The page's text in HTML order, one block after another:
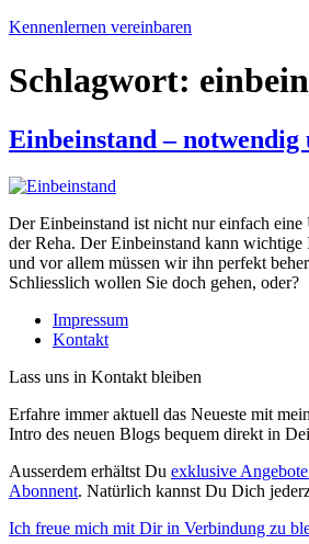
Kennenlernen vereinbaren
Schlagwort:
Einbeinstand – notwendig
Der Einbeinstand ist nicht nur einfach
der Reha. Der Einbeinstand kann
und vor allem müssen wir ihn perfekt
Schliesslich wollen Sie doch gehen, oder?
Impressum
Kontakt
Lass uns in Kontakt bleiben
Erfahre immer aktuell das Neueste mit
Intro des neuen Blogs bequem direkt in
Ausserdem erhältst Du exklusive
Abonnent. Natürlich kannst Du Dich
Ich freue mich mit Dir in Verbindung zu